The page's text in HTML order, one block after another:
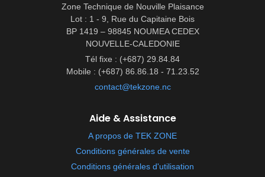
Zone Technique de Nouville Plaisance
Lot : 1 - 9, Rue du Capitaine Bois
BP 1419 – 98845 NOUMEA CEDEX
NOUVELLE-CALEDONIE
Tél fixe : (+687) 29.84.84
Mobile : (+687) 86.86.18 - 71.23.52
contact@tekzone.nc
Aide & Assistance
A propos de TEK ZONE
Conditions générales de vente
Conditions générales d'utilisation